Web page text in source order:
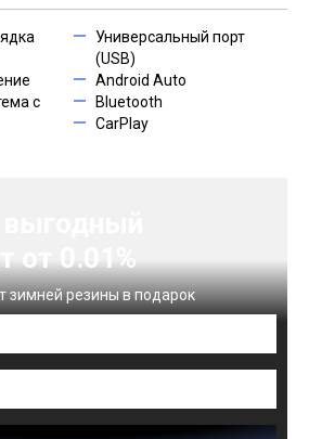
с
Универсальный порт
(USB)
Android Auto
Bluetooth
CarPlay
от 0.01%
зимней резины в подарок